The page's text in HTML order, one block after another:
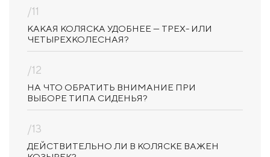
/11
КАКАЯ КОЛЯСКА УДОБНЕЕ — ТРЕХ- ИЛИ
ЧЕТЫРЕХКОЛЕСНАЯ?
/12
НА ЧТО ОБРАТИТЬ ВНИМАНИЕ ПРИ
ВЫБОРЕ ТИПА СИДЕНЬЯ?
/13
ДЕЙСТВИТЕЛЬНО ЛИ В КОЛЯСКЕ ВАЖЕН